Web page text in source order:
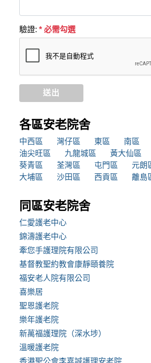
驗證: * 必需勾選
送出
各區安老院舍
中西區 灣仔區 東區 南區
油尖旺區
九龍城區 黃大仙區
葵青區
荃灣區 屯門區 元朗
大埔區
沙田區 西貢區 離島
同區安老院舍
仁愛護老中心
錦濤護老中心
牽您手護理院有限公司
基督教聖約教會康靜頤養院
福安老人院有限公司
喜樂居
聖恩護老院
樂年護老院
新萬福護理院（深水埗）
溫暖護老院